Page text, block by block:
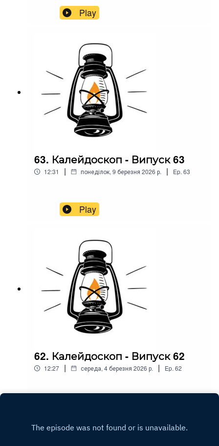
Play
63. Калейдоскоп - Випуск 63
12:31 | понеділок, 9 березня 2026 р. | Ep. 63
Play
62. Калейдоскоп - Випуск 62
12:27 | середа, 4 березня 2026 р. | Ep. 62